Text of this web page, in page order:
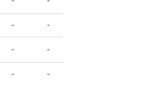
- -
- -
- -